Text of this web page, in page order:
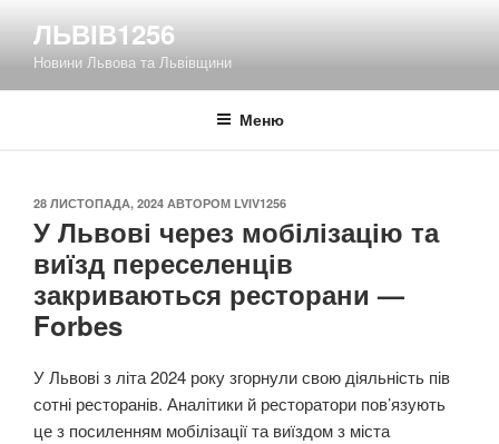
вмісту
ЛЬВІВ1256
Новини Львова та Львівщини
Меню
ОПУБЛІКОВАНО
28 ЛИСТОПАДА, 2024 АВТОРОМ LVIV1256
У Львові через мобілізацію та
виїзд переселенців
закриваються ресторани —
Forbes
У Львові з літа 2024 року згорнули свою діяльність пів
сотні ресторанів. Аналітики й ресторатори пов’язують
це з посиленням мобілізації та виїздом з міста